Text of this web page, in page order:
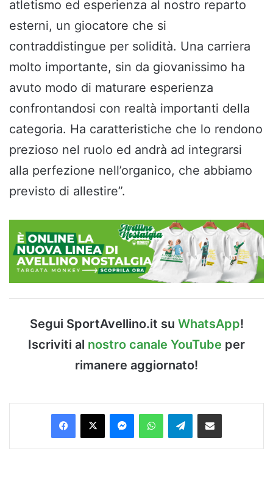
atletismo ed esperienza al nostro reparto
esterni, un giocatore che si
contraddistingue per solidità. Una carriera
molto importante, sin da giovanissimo ha
avuto modo di maturare esperienza
confrontandosi con realtà importanti della
categoria. Ha caratteristiche che lo rendono
prezioso nel ruolo ed andrà ad integrarsi
alla perfezione nell’organico, che abbiamo
previsto di allestire”.
Segui SportAvellino.it su WhatsApp!
Iscriviti al nostro canale YouTube per
rimanere aggiornato!
Facebook
X MessengerWhatsAppTelegramCondividi via Email